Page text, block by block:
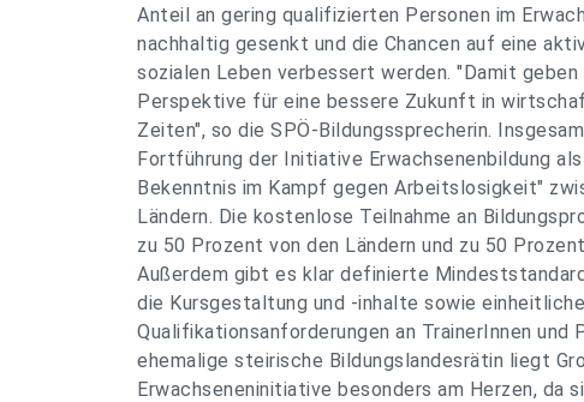
Anteil an gering qualifizierten Personen im
nachhaltig gesenkt und die Chancen auf eine
sozialen Leben verbessert werden. "Damit geben
Perspektive für eine bessere Zukunft in
Zeiten", so die SPÖ-Bildungssprecherin.
Fortführung der Initiative Erwachsenenbildung
Bekenntnis im Kampf gegen Arbeitslosigkeit"
Ländern. Die kostenlose Teilnahme an
zu 50 Prozent von den Ländern und zu 50
Außerdem gibt es klar definierte
die Kursgestaltung und -inhalte sowie einheitliche
Qualifikationsanforderungen an TrainerInnen und
ehemalige steirische Bildungslandesrätin liegt
Erwachseneninitiative besonders am Herzen, da